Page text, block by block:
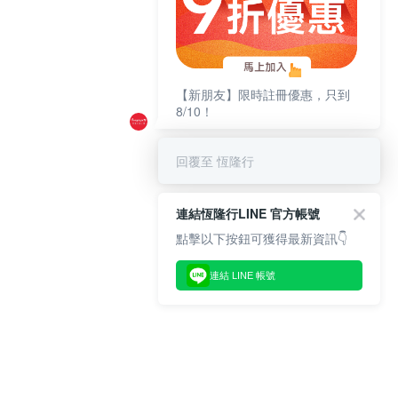
【新朋友】限時註冊優惠，只到
8/10！
回覆至 恆隆行
連結恆隆行LINE 官方帳號
點擊以下按鈕可獲得最新資訊👇
連結 LINE 帳號